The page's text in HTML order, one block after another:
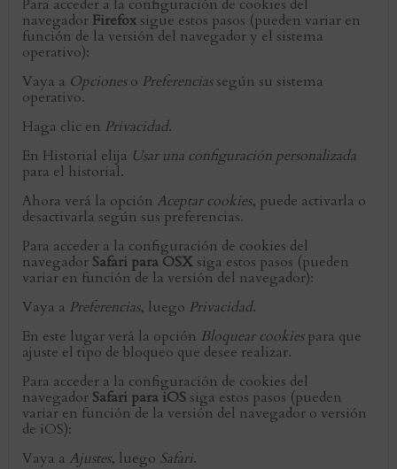
Para acceder a la configuración de cookies del
navegador Firefoxsigue estos pasos (pueden variar en
función de la versión del navegador y el sistema
operativo):
Vaya a Opcioneso Preferenciassegún su sistema
operativo.
Haga clic en Privacidad.
En Historial elija Usar una configuración personalizada
para el historial.
Ahora verá la opción Aceptar cookies, puede activarla o
desactivarla según sus preferencias.
Para acceder a la configuración de cookies del
navegador Safari para OSXsiga estos pasos (pueden
variar en función de la versión del navegador):
Vaya a Preferencias, luego Privacidad.
En este lugar verá la opción Bloquear cookiespara que
ajuste el tipo de bloqueo que desee realizar.
Para acceder a la configuración de cookies del
navegador Safari para iOSsiga estos pasos (pueden
variar en función de la versión del navegador o versión
de iOS):
Vaya a Ajustes, luego Safari.